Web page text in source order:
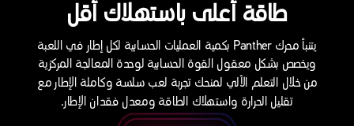
طاقة أعلى باستهلاك أقل
يتنبأ محرك Panther بكمية العمليات الحسابية لكل إطار في اللعبة
ويخصص بشكل معقول القوة الحسابية لوحدة المعالجة المركزية
من خلال التعلم الآلي لمنحك تجربة لعب سلسة وكاملة الإطار مع
تقليل الحرارة واستهلاك الطاقة ومعدل فقدان الإطار.